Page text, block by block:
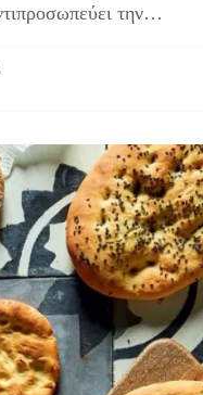
την…